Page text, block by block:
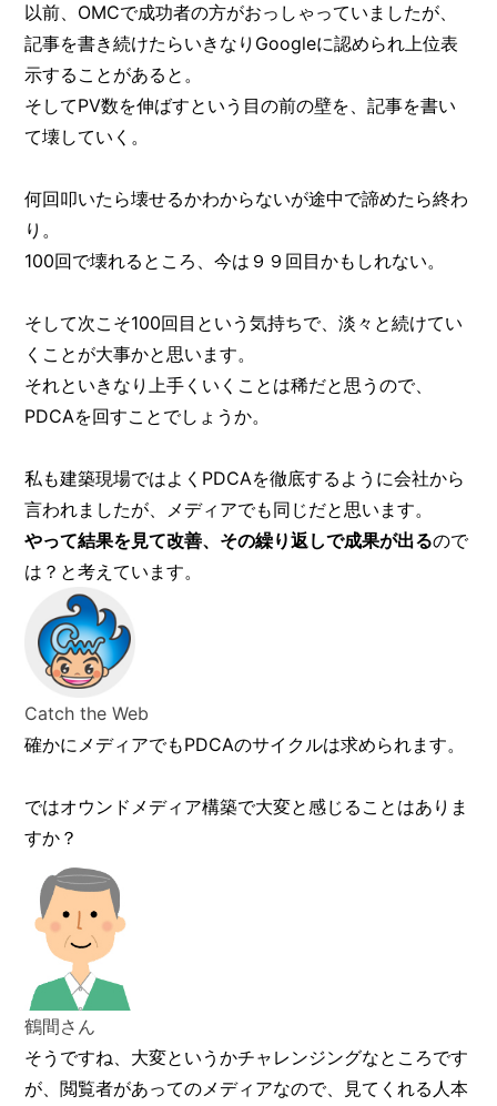
以前、OMCで成功者の方がおっしゃっていましたが、
記事を書き続けたらいきなりGoogleに認められ上位表
示することがあると。
そしてPV数を伸ばすという目の前の壁を、記事を書い
て壊していく。
何回叩いたら壊せるかわからないが途中で諦めたら終わ
り。
100回で壊れるところ、今は９９回目かもしれない。
そして次こそ100回目という気持ちで、淡々と続けてい
くことが大事かと思います。
それといきなり上手くいくことは稀だと思うので、
PDCAを回すことでしょうか。
私も建築現場ではよくPDCAを徹底するように会社から
言われましたが、メディアでも同じだと思います。
やって結果を見て改善、その繰り返しで成果が出るので
は？と考えています。
Catch the Web
確かにメディアでもPDCAのサイクルは求められます。
ではオウンドメディア構築で大変と感じることはありま
すか？
鶴間さん
そうですね、大変というかチャレンジングなところです
が、閲覧者があってのメディアなので、見てくれる人本